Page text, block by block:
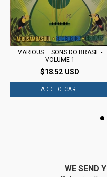
VARIOUS – SONS DO BRASIL -
VOLUME 1
$18.52 USD
WE SEND